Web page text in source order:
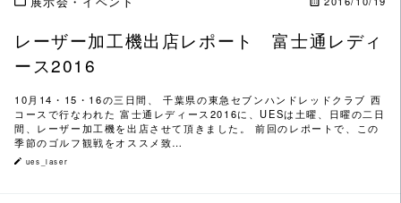
レーザー加工機出店レポート 富士通レディ
ース2016
10月14・15・16の三日間、 千葉県の東急セブンハンドレッドクラブ 西
コースで行なわれた 富士通レディース2016に、UESは土曜、日曜の二日
間、レーザー加工機を出店させて頂きました。 前回のレポートで、この
季節のゴルフ観戦をオススメ致…
ues_laser